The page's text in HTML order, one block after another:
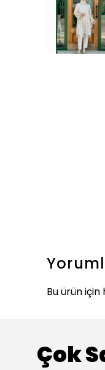
Bu ürün için
Çok